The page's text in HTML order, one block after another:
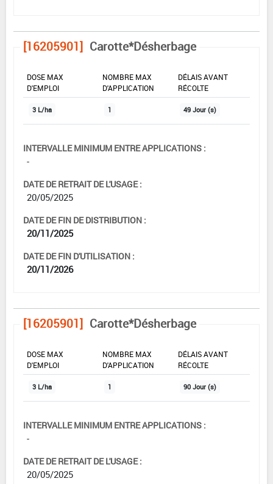
[16205901] Carotte*Désherbage
DOSE MAX
D'EMPLOI
NOMBRE MAX
D'APPLICATION
DÉLAIS AVANT
RÉCOLTE
3 L/ha 1 49 Jour (s)
INTERVALLE MINIMUM ENTRE APPLICATIONS :
-
DATE DE RETRAIT DE L'USAGE :
20/05/2025
DATE DE FIN DE DISTRIBUTION :
20/11/2025
DATE DE FIN D'UTILISATION :
20/11/2026
[16205901] Carotte*Désherbage
DOSE MAX
D'EMPLOI
NOMBRE MAX
D'APPLICATION
DÉLAIS AVANT
RÉCOLTE
3 L/ha 1 90 Jour (s)
INTERVALLE MINIMUM ENTRE APPLICATIONS :
-
DATE DE RETRAIT DE L'USAGE :
20/05/2025